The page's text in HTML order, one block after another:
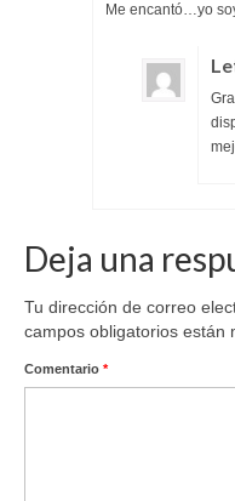
Me encantó…yo
Deja una
Tu dirección de correo
campos obligatorios están
Comentario *